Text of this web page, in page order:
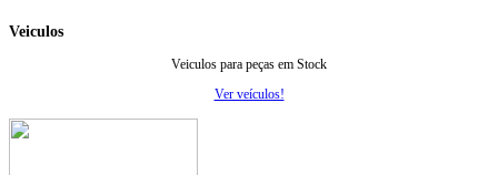
Veiculos
Veiculos para peças em Stock
Ver veículos!